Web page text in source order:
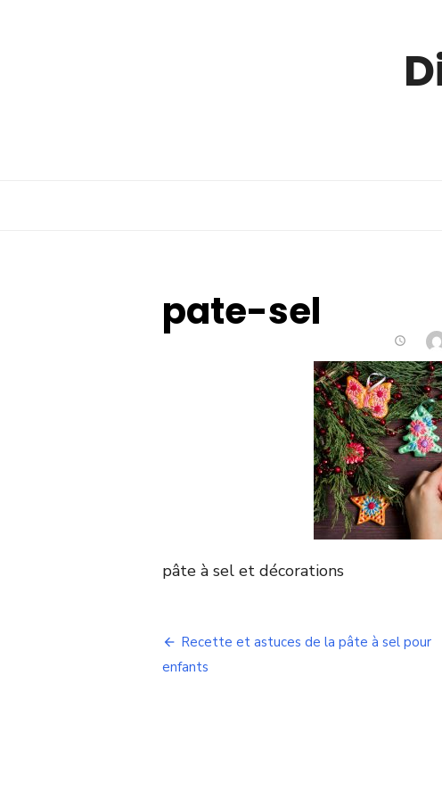
pate-sel
pâte à sel et décorations
Navigation
de
Recette et astuces de la pâte à sel pour
enfants